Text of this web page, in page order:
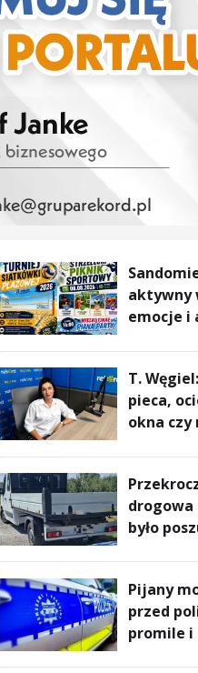
aktywny
emocje i
T.
pieca,
okna czy
komfort
drogowa
było
Pijany
przed
promile i